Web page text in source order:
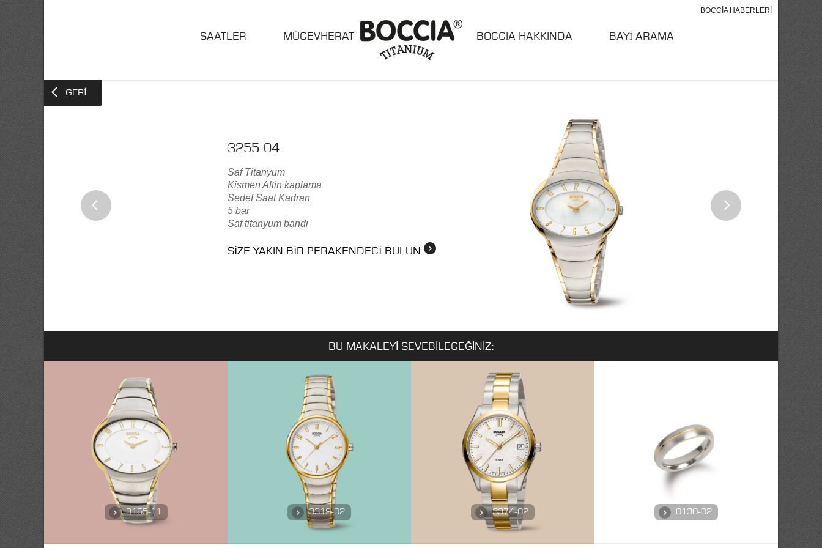
SAATLER MÜCEVHERAT BAYİ ARAMA
BOCCIA HAKKINDA
BOCCIA HABERLERI
GERI
3255-04
Saf Titanyum
Kismen Altin kaplama
Sedef Saat Kadran
5 bar
Saf titanyum bandi
SIZE YAKIN BIR PERAKENDECI BULUN
BU MAKALEYI SEVEBILECEĞINIZ:
3165-11 3319-02 3374-02 0130-02